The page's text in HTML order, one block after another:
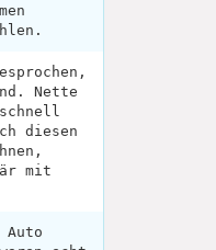
Nette
diesen
mit